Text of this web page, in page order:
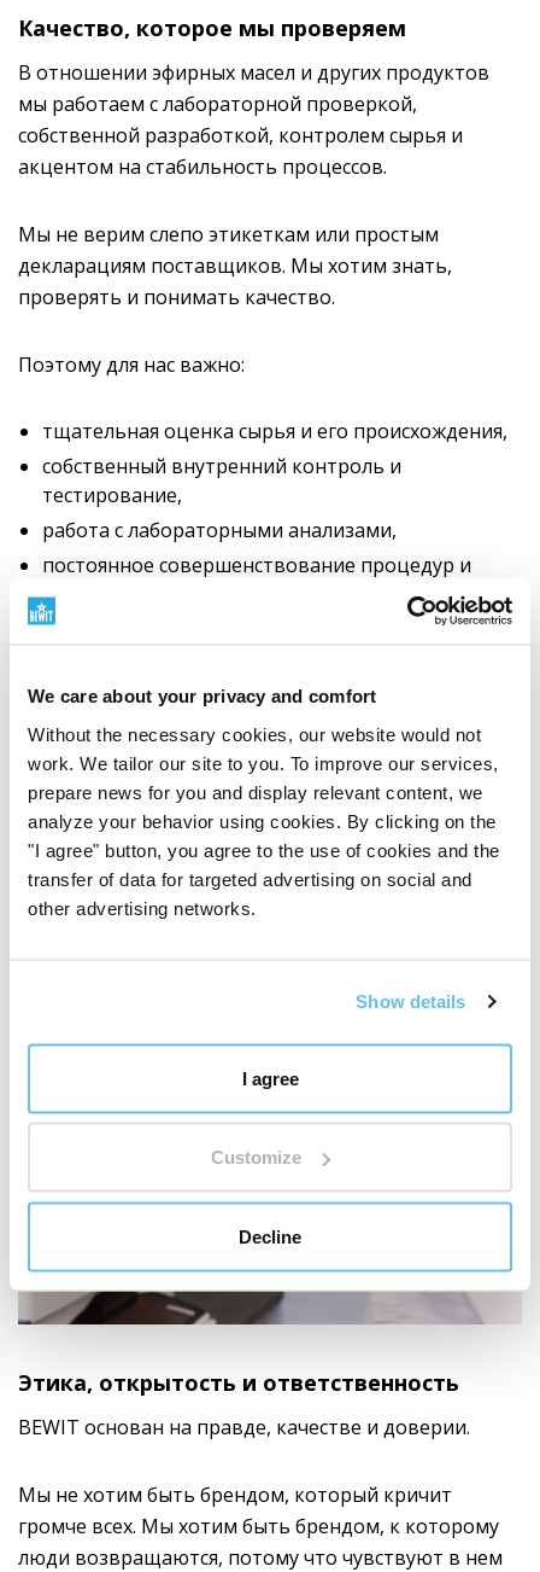
We care about your privacy and comfort
Without the necessary cookies, our website would not
work. We tailor our site to you. To improve our services,
prepare news for you and display relevant content, we
analyze your behavior using cookies. By clicking on the
"I agree" button, you agree to the use of cookies and the
transfer of data for targeted advertising on social and
other advertising networks.
Show details
I agree
Customize
Decline
Качество, которое мы проверяем
В отношении эфирных масел и других продуктов
мы работаем с лабораторной проверкой,
собственной разработкой, контролем сырья и
акцентом на стабильность процессов.
Мы не верим слепо этикеткам или простым
декларациям поставщиков. Мы хотим знать,
проверять и понимать качество.
Поэтому для нас важно:
тщательная оценка сырья и его происхождения,
собственный внутренний контроль и
тестирование,
работа с лабораторными анализами,
постоянное совершенствование процедур и
стандартов.
Этика, открытость и ответственность
BEWIT основан на правде, качестве и доверии.
Мы не хотим быть брендом, который кричит
громче всех. Мы хотим быть брендом, к которому
люди возвращаются, потому что чувствуют в нем